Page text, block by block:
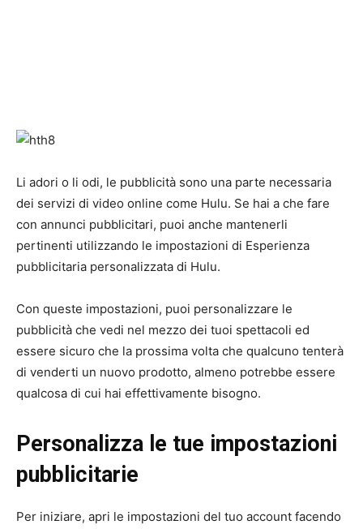
Li adori o li odi, le pubblicità sono una parte necessaria
dei servizi di video online come Hulu. Se hai a che fare
con annunci pubblicitari, puoi anche mantenerli
pertinenti utilizzando le impostazioni di Esperienza
pubblicitaria personalizzata di Hulu.
Con queste impostazioni, puoi personalizzare le
pubblicità che vedi nel mezzo dei tuoi spettacoli ed
essere sicuro che la prossima volta che qualcuno tenterà
di venderti un nuovo prodotto, almeno potrebbe essere
qualcosa di cui hai effettivamente bisogno.
Personalizza le tue impostazioni
pubblicitarie
Per iniziare, apri le impostazioni del tuo account facendo